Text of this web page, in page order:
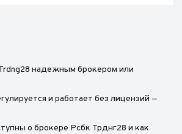
надежным брокером или
и работает без лицензий —
о брокере Рсбк Трднг28 и как